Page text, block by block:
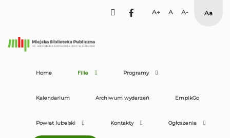
facebook
Set
LargerDefault
Set
Smaller
High
Home Filie Programy
Kalendarium Archiwum wydarzeń EmpikGo
Powiat lubelski Kontakty Ogłoszenia